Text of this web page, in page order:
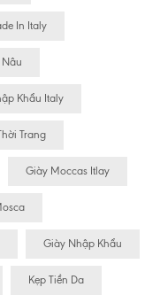
In Italy
Khẩu Italy
Trang
Giày Moccas Itlay
Giày Nhập Khẩu
Kẹp Tiền Da